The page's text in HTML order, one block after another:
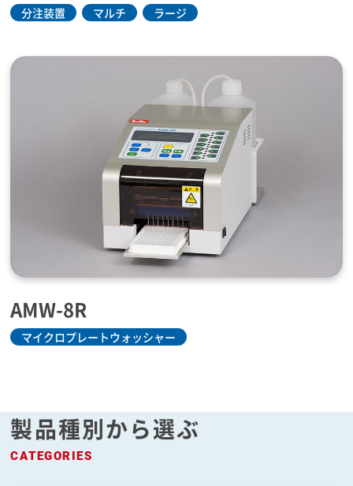
分注装置 マルチ ラージ
AMW-8R
マイクロプレートウォッシャー
製品種別から選ぶ
CATEGORIES